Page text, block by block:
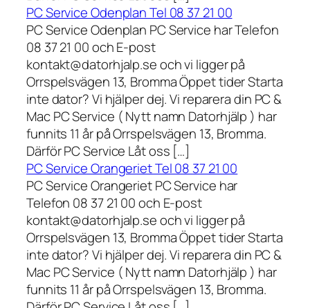
PC Service Odenplan Tel 08 37 21 00
PC Service Odenplan PC Service har Telefon
08 37 21 00 och E-post
kontakt@datorhjalp.se och vi ligger på
Orrspelsvägen 13, Bromma Öppet tider Starta
inte dator? Vi hjälper dej. Vi reparera din PC &
Mac PC Service ( Nytt namn Datorhjälp ) har
funnits 11 år på Orrspelsvägen 13, Bromma.
Därför PC Service Låt oss […]
PC Service Orangeriet Tel 08 37 21 00
PC Service Orangeriet PC Service har
Telefon 08 37 21 00 och E-post
kontakt@datorhjalp.se och vi ligger på
Orrspelsvägen 13, Bromma Öppet tider Starta
inte dator? Vi hjälper dej. Vi reparera din PC &
Mac PC Service ( Nytt namn Datorhjälp ) har
funnits 11 år på Orrspelsvägen 13, Bromma.